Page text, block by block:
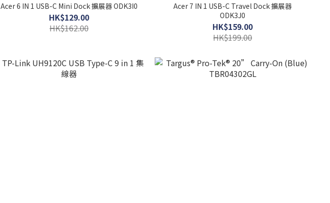
Acer 6 IN 1 USB-C Mini Dock 擴展器 ODK3I0
HK$129.00
HK$162.00
Acer 7 IN 1 USB-C Travel Dock 擴展器
ODK3J0
HK$159.00
HK$199.00